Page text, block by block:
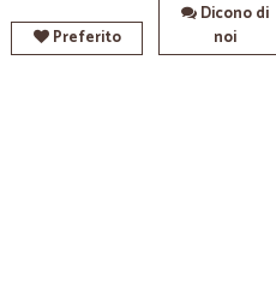
Preferito
Dicono di
noi